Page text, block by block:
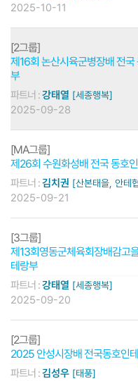
2025-10-11
[2그룹]
제16회 논산시육군병장배 전
부
파트너 :강태열 [세종행복]
2025-09-28
[MA그룹]
제26회 수원화성배 전국 동호
파트너 :김치권 [산본태을, 안테
2025-09-21
[3그룹]
제13회영동군체육회장배감고
테랑부
파트너 :강태열 [세종행복]
2025-09-20
[2그룹]
2025 안성시장배 전국동호인
파트너 :김성우 [태풍]